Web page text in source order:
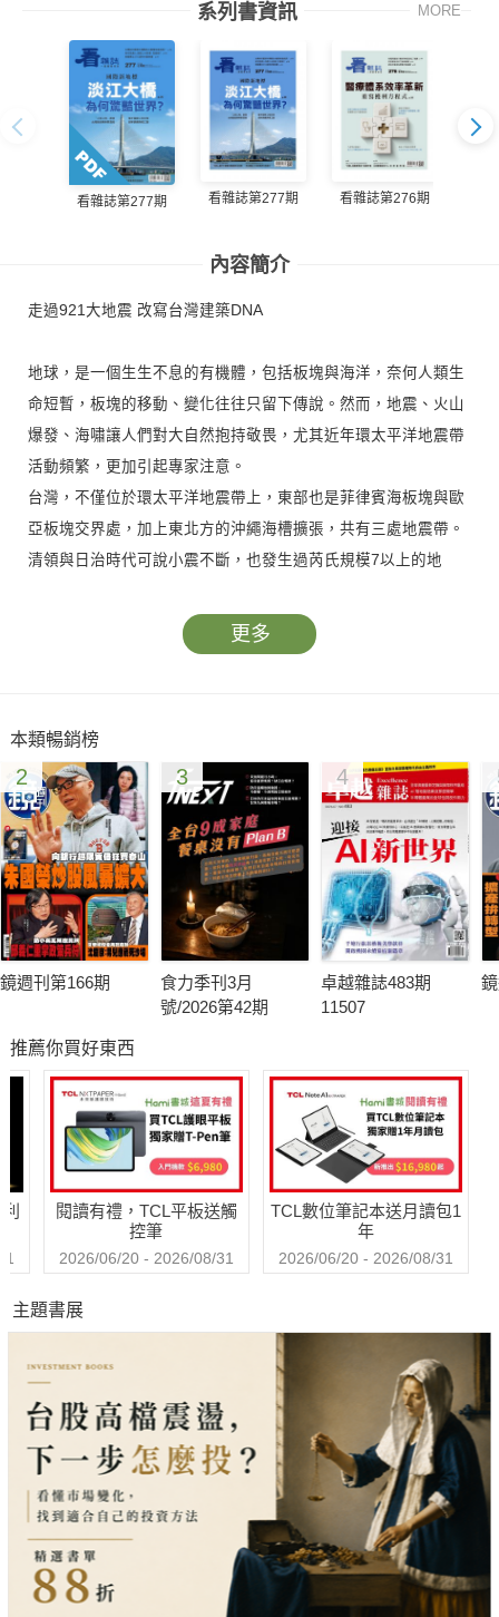
系列書資訊 MORE
看雜誌第277期 看雜誌第277期 看雜誌第276期
內容簡介
走過921大地震 改寫台灣建築DNA
地球，是一個生生不息的有機體，包括板塊與海洋，奈何人類生
命短暫，板塊的移動、變化往往只留下傳說。然而，地震、火山
爆發、海嘯讓人們對大自然抱持敬畏，尤其近年環太平洋地震帶
活動頻繁，更加引起專家注意。
台灣，不僅位於環太平洋地震帶上，東部也是菲律賓海板塊與歐
亞板塊交界處，加上東北方的沖繩海槽擴張，共有三處地震帶。
清領與日治時代可說小震不斷，也發生過芮氏規模7以上的地
（關刀大地震，罹難人數3,276），以及1999年921大地震（罹
難人數2,415），影響深遠。
設公司在當時成為眾矢之的，中部一位品牌建商曾說，921之後
大家才開始注意到地震對建築的影響，而另一位建商則說買地從
此屏除斷層帶。
而非鋼筋混凝土的建築又該有哪些注意事項？過往的傳統建築或
日式建築是否會有不同的抗震能力？921大地震對台灣建築影響
重大，加上近年推行減碳建築，一起聽聽專家的看法。
921大地震前的台灣建築：傑出建築師郭俊沛剖析孰優孰劣 ⊙謝
921大地震後的建設業：建商二代林鼎強的「建設MLB」夢想 ⊙
謝平平
921大地震後的台灣建築：林育信剖析耐震建築之韌性設計 ⊙謝
921大地震後的台灣建築：蔡耀賢談低碳建築的設計 ⊙謝平平
更多
本類暢銷榜
2
鏡週刊第166期
3
食力季刊3月
號/2026第42期
4
卓越雜誌483期
11507
推薦你買好東西
閱讀有禮，TCL平板送觸
控筆
2026/06/20 - 2026/08/31
TCL數位筆記本送月讀包1
年
2026/06/20 - 2026/08/31
主題書展